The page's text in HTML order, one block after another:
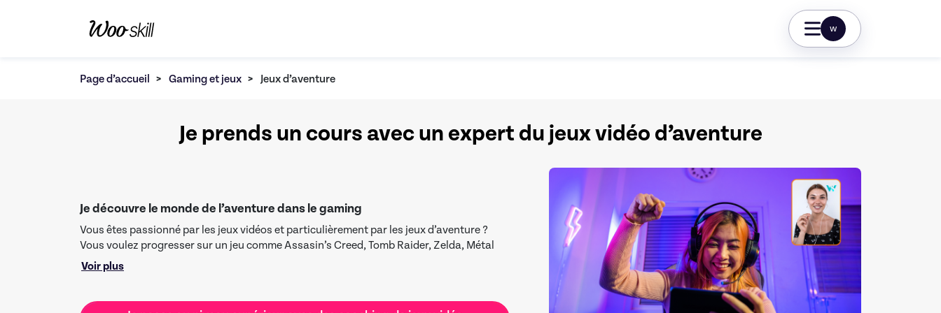
w
Page d’accueil > Gaming et jeux > Jeux d’aventure
Je prends un cours avec un expert du jeux vidéo d’aventure
Je découvre le monde de l’aventure dans le gaming
Vous êtes passionné par les jeux vidéos et particulièrement par les jeux d’aventure ?
Vous voulez progresser sur un jeu comme Assasin’s Creed, Tomb Raider, Zelda, Métal
Gear Solid ou Red Dead Redemption ? Expérimenté ou non dans ces jeux, vous
souhaitez connaître tous les secrets et ficelles que cachent ces sagas afin de les
Voir plus